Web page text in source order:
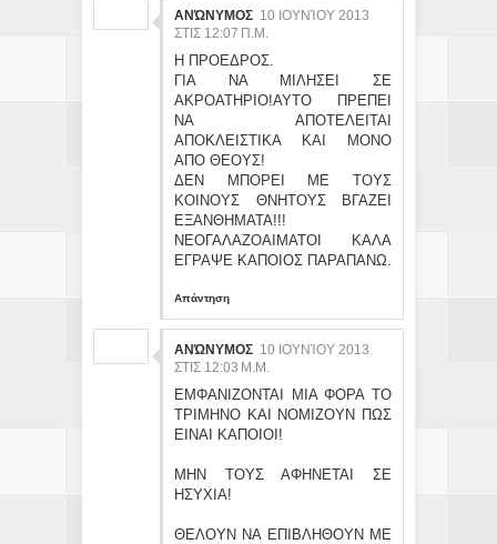
ΑΝΏΝΥΜΟΣ 10 ΙΟΥΝΊΟΥ 2013
ΣΤΙΣ 12:07 Π.Μ.
Η ΠΡΟΕΔΡΟΣ.
ΓΙΑ ΝΑ ΜΙΛΗΣΕΙ ΣΕ
ΑΚΡΟΑΤΗΡΙΟ!ΑΥΤΟ ΠΡΕΠΕΙ
ΝΑ ΑΠΟΤΕΛΕΙΤΑΙ
ΑΠΟΚΛΕΙΣΤΙΚΑ ΚΑΙ ΜΟΝΟ
ΑΠΟ ΘΕΟΥΣ!
ΔΕΝ ΜΠΟΡΕΙ ΜΕ ΤΟΥΣ
ΚΟΙΝΟΥΣ ΘΝΗΤΟΥΣ ΒΓΑΖΕΙ
ΕΞΑΝΘΗΜΑΤΑ!!!
ΝΕΟΓΑΛΑΖΟΑΙΜΑΤΟΙ ΚΑΛΑ
ΕΓΡΑΨΕ ΚΑΠΟΙΟΣ ΠΑΡΑΠΑΝΩ.
Απάντηση
ΑΝΏΝΥΜΟΣ 10 ΙΟΥΝΊΟΥ 2013
ΣΤΙΣ 12:03 Μ.Μ.
ΕΜΦΑΝΙΖΟΝΤΑΙ ΜΙΑ ΦΟΡΑ ΤΟ
ΤΡΙΜΗΝΟ ΚΑΙ ΝΟΜΙΖΟΥΝ ΠΩΣ
ΕΙΝΑΙ ΚΑΠΟΙΟΙ!
ΜΗΝ ΤΟΥΣ ΑΦΗΝΕΤΑΙ ΣΕ
ΗΣΥΧΙΑ!
ΘΕΛΟΥΝ ΝΑ ΕΠΙΒΛΗΘΟΥΝ ΜΕ